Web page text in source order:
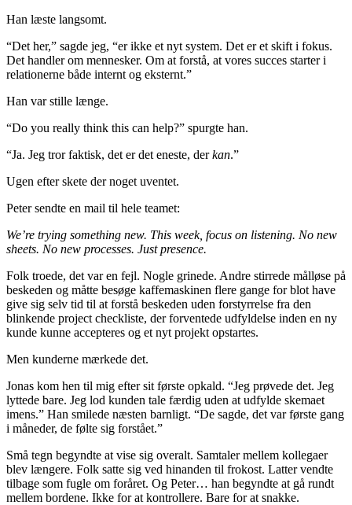
Han læste langsomt.
“Det her,” sagde jeg, “er ikke et nyt system. Det er et skift i fokus.
Det handler om mennesker. Om at forstå, at vores succes starter i
relationerne både internt og eksternt.”
Han var stille længe.
“Do you really think this can help?” spurgte han.
“Ja. Jeg tror faktisk, det er det eneste, derkan.”
Ugen efter skete der noget uventet.
Peter sendte en mail til hele teamet:
We’re trying something new. This week, focus on listening. No new
sheets. No new processes. Just presence.
Folk troede, det var en fejl. Nogle grinede. Andre stirrede målløse på
beskeden og måtte besøge kaffemaskinen flere gange for blot have
give sig selv tid til at forstå beskeden uden forstyrrelse fra den
blinkende project checkliste, der forventede udfyldelse inden en ny
kunde kunne accepteres og et nyt projekt opstartes.
Men kunderne mærkede det.
Jonas kom hen til mig efter sit første opkald. “Jeg prøvede det. Jeg
lyttede bare. Jeg lod kunden tale færdig uden at udfylde skemaet
imens.” Han smilede næsten barnligt. “De sagde, det var første gang
i måneder, de følte sig forstået.”
Små tegn begyndte at vise sig overalt. Samtaler mellem kollegaer
blev længere. Folk satte sig ved hinanden til frokost. Latter vendte
tilbage som fugle om foråret. Og Peter… han begyndte at gå rundt
mellem bordene. Ikke for at kontrollere. Bare for at snakke.